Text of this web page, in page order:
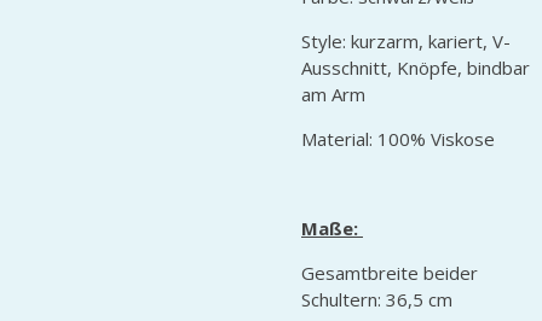
Style: kurzarm, kariert, V-
Ausschnitt, Knöpfe, bindbar
am Arm
Material: 100% Viskose
Maße:
Gesamtbreite beider
Schultern: 36,5 cm